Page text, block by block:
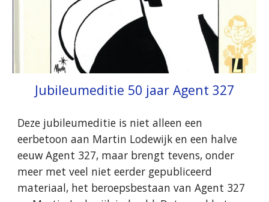
Jubileumeditie 50 jaar Agent 327
Deze jubileumeditie is niet alleen een
eerbetoon aan Martin Lodewijk en een halve
eeuw Agent 327, maar brengt tevens, onder
meer met veel niet eerder gepubliceerd
materiaal, het beroepsbestaan van Agent 327